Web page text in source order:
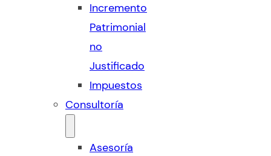
Incremento
Patrimonial
no
Justificado
Impuestos
Consultoría
Asesoría